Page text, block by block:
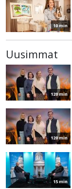
10 min
Uusimmat
120 min
120 min
15 min